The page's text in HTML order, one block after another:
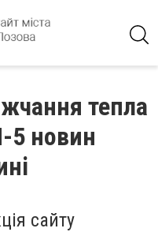
тепла
5 новин
сайту